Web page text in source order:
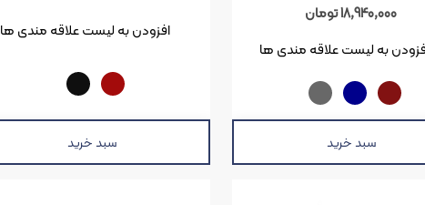
18,940,000تومان
سبد خرید
به لیست علاقه مندی ها
سبد خرید
افزودن به لیست علاقه مندی ها